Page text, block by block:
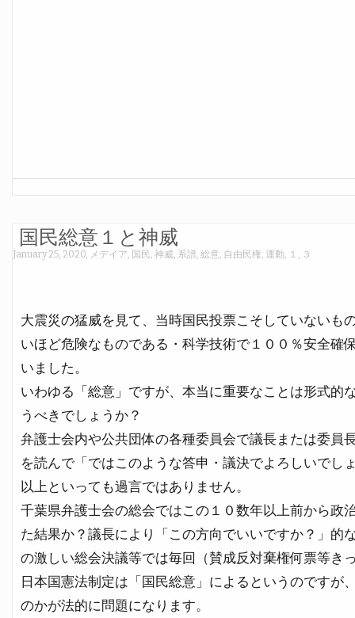
国民総意１と神威
January 25, 2020, メデイア, 国民, 神威, 系譜, 総意, 自由民権, 運動, １ , ３
大震災の猛威を見て、当時国民投票こそしていないも
いほど危険なものである・科学技術で１００％安全確
いました。
いわゆる「総意」ですが、本当に重要なことは形式的
うべきでしょうか？
弁護士会内や公共団体の各種委員会で議長または委員
を読んで「ではこのような答申・議決でよろしいでし
以上といっても過言ではありません。
千葉県弁護士会の総会ではこの１０数年以上前から政
た結果か？議長により「この方向でいいですか？」的
の激しい総会決議等では毎回（賛成反対棄権何票等き
日本国憲法制定は「国民総意」によるというのですが
のかが法的に問題になります。